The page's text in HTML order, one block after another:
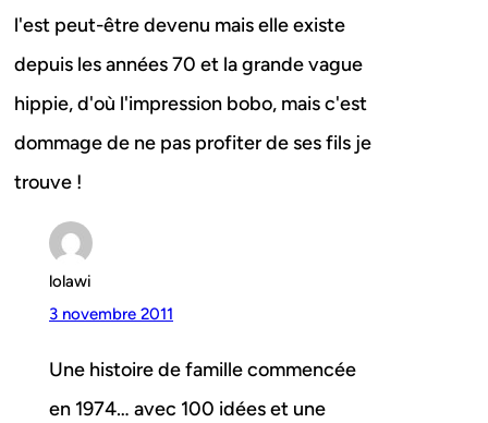
l'est peut-être devenu mais elle existe
depuis les années 70 et la grande vague
hippie, d'où l'impression bobo, mais c'est
dommage de ne pas profiter de ses fils je
trouve !
lolawi
3 novembre 2011
Une histoire de famille commencée
en 1974… avec 100 idées et une